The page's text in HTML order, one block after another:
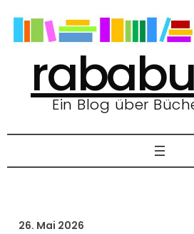
Inhalt
springen
Ein Blog über
26. Mai 2026